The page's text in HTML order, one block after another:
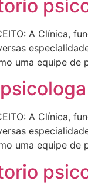
A Clínica,
uma equipe de
A Clínica,
uma equipe de